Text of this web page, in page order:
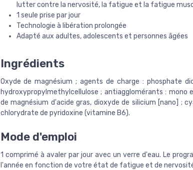
lutter contre la nervosité, la fatigue et la fatigue
1 seule prise par jour
Technologie à libération prolongée
Adapté aux adultes, adolescents et personnes âgées
Ingrédients
Oxyde de magnésium ; agents de charge : phosphate
hydroxypropylmethylcellulose ; antiagglomérants : mono
de magnésium d'acide gras, dioxyde de silicium [nano] ;
chlorydrate de pyridoxine (vitamine B6).
Mode d'emploi
1 comprimé à avaler par jour avec un verre d'eau. Le
l'année en fonction de votre état de fatigue et de